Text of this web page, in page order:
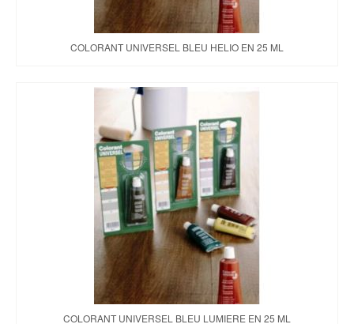
COLORANT UNIVERSEL BLEU HELIO EN 25 ML
COLORANT UNIVERSEL BLEU LUMIERE EN 25 ML